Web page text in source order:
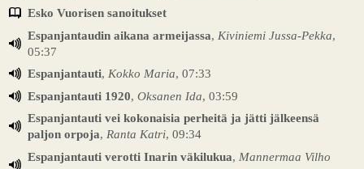
Esko Vuorisen sanoitukset
Espanjantaudin aikana armeijassa, Kiviniemi Jussa-Pekka,
05:37
Espanjantauti, Kokko Maria, 07:33
Espanjantauti 1920, Oksanen Ida, 03:59
Espanjantauti vei kokonaisia perheitä ja jätti jälkeensä
paljon orpoja, Ranta Katri, 09:34
Espanjantauti verotti Inarin väkilukua, Mannermaa Vilho